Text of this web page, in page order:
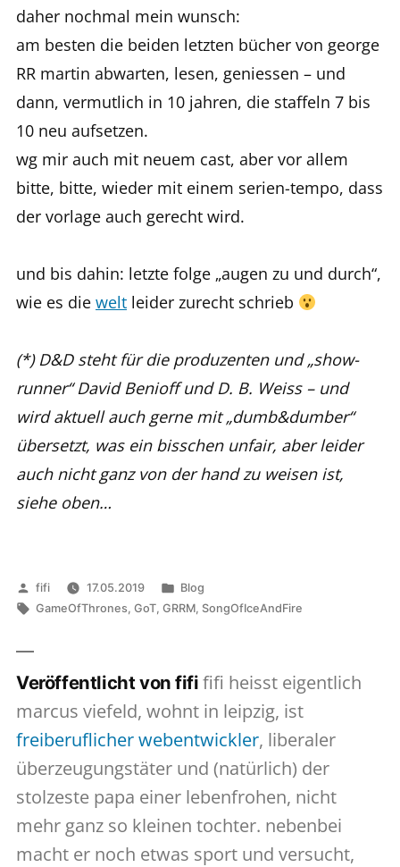
daher nochmal mein wunsch:
am besten die beiden letzten bücher von george
RR martin abwarten, lesen, geniessen – und
dann, vermutlich in 10 jahren, die staffeln 7 bis
10 neu aufsetzen.
wg mir auch mit neuem cast, aber vor allem
bitte, bitte, wieder mit einem serien-tempo, dass
der vorlage auch gerecht wird.
und bis dahin: letzte folge „augen zu und durch“,
wie es die welt leider zurecht schrieb
(*) D&D steht für die produzenten und „show-
runner“ David Benioff und D. B. Weiss – und
wird aktuell auch gerne mit „dumb&dumber“
übersetzt, was ein bisschen unfair, aber leider
auch nicht ganz von der hand zu weisen ist,
siehe oben…
Veröffentlicht
von
fifi 17.05.2019
Veröffentlicht
in
Blog
Schlagwörter:
GameOfThrones,GoT,GRRM, SongOfIceAndFire
Veröffentlicht von fifififi heisst eigentlich
marcus viefeld, wohnt in leipzig, ist
freiberuflicher webentwickler, liberaler
überzeugungstäter und (natürlich) der
stolzeste papa einer lebenfrohen, nicht
mehr ganz so kleinen tochter. nebenbei
macht er noch etwas sport und versucht,